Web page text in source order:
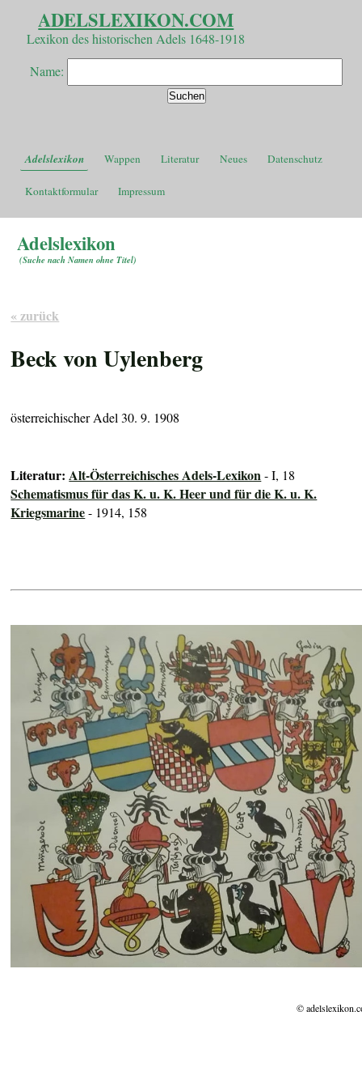
ADELSLEXIKON.COM
Lexikon des historischen Adels 1648-1918
Name:
Adelslexikon Wappen Literatur Neues Datenschutz
Kontaktformular Impressum
Adelslexikon
(Suche nach Namen ohne Titel)
« zurück
Beck von Uylenberg
österreichischer Adel 30. 9. 1908
Literatur: Alt-Österreichisches Adels-Lexikon - I, 18
Schematismus für das K. u. K. Heer und für die K. u. K.
Kriegsmarine- 1914, 158
©